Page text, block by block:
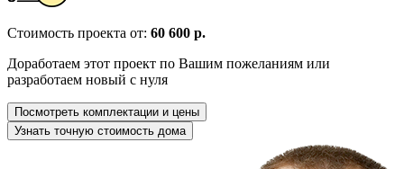
Стоимость проекта от: 60 600 р.
Доработаем этот проект по Вашим пожеланиям или
разработаем новый с нуля
Посмотреть комплектации и цены
Узнать точную стоимость дома